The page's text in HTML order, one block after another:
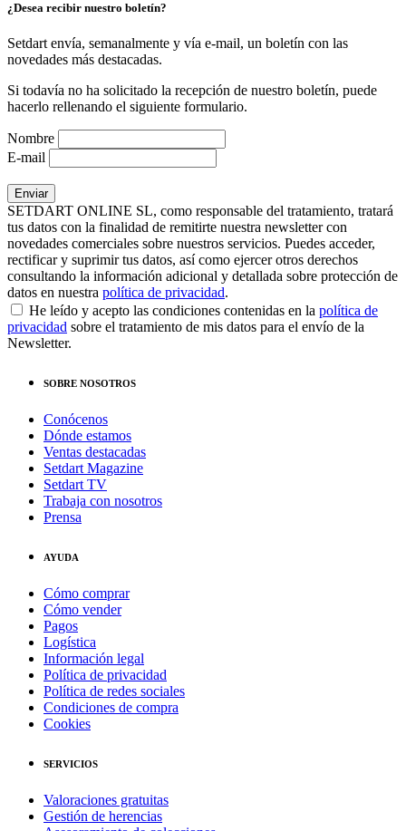
¿Desea recibir nuestro boletín?
Setdart envía, semanalmente y vía e-mail, un boletín con las
novedades más destacadas.
Si todavía no ha solicitado la recepción de nuestro boletín, puede
hacerlo rellenando el siguiente formulario.
Nombre
E-mail
SETDART ONLINE SL, como responsable del tratamiento, tratará
tus datos con la finalidad de remitirte nuestra newsletter con
novedades comerciales sobre nuestros servicios. Puedes acceder,
rectificar y suprimir tus datos, así como ejercer otros derechos
consultando la información adicional y detallada sobre protección de
datos en nuestra política de privacidad.
He leído y acepto las condiciones contenidas en la política de
privacidad sobre el tratamiento de mis datos para el envío de la
Newsletter.
SOBRE NOSOTROS
Conócenos
Dónde estamos
Ventas destacadas
Setdart Magazine
Setdart TV
Trabaja con nosotros
Prensa
AYUDA
Cómo comprar
Cómo vender
Pagos
Logística
Información legal
Política de privacidad
Política de redes sociales
Condiciones de compra
Cookies
SERVICIOS
Valoraciones gratuitas
Gestión de herencias